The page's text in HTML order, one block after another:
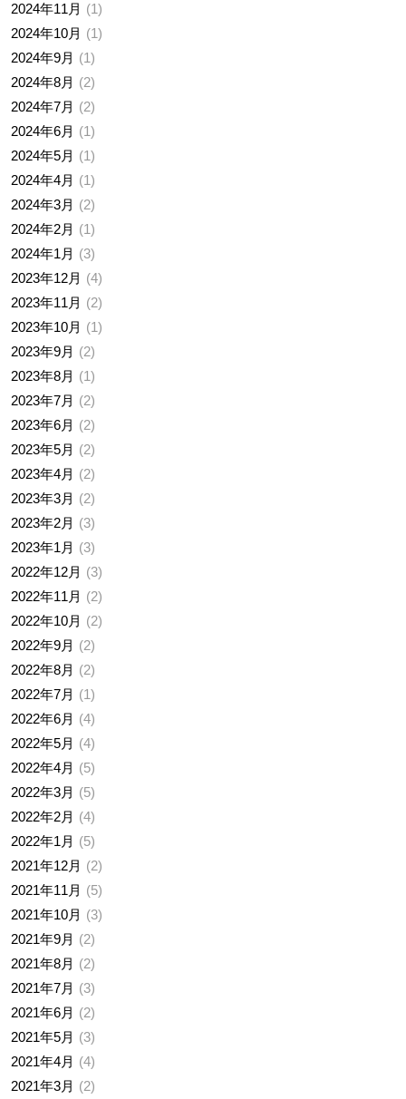
2024年11月
1
2024年10月
1
2024年9月
1
2024年8月
2
2024年7月
2
2024年6月
1
2024年5月
1
2024年4月
1
2024年3月
2
2024年2月
1
2024年1月
3
2023年12月
4
2023年11月
2
2023年10月
1
2023年9月
2
2023年8月
1
2023年7月
2
2023年6月
2
2023年5月
2
2023年4月
2
2023年3月
2
2023年2月
3
2023年1月
3
2022年12月
3
2022年11月
2
2022年10月
2
2022年9月
2
2022年8月
2
2022年7月
1
2022年6月
4
2022年5月
4
2022年4月
5
2022年3月
5
2022年2月
4
2022年1月
5
2021年12月
2
2021年11月
5
2021年10月
3
2021年9月
2
2021年8月
2
2021年7月
3
2021年6月
2
2021年5月
3
2021年4月
4
2021年3月
2